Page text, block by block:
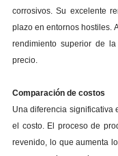
corrosivos. Su excelente
plazo en entornos hostiles.
rendimiento superior de
precio.
Comparación de costos
Una diferencia significativa
el costo. El proceso de
revenido, lo que aumenta